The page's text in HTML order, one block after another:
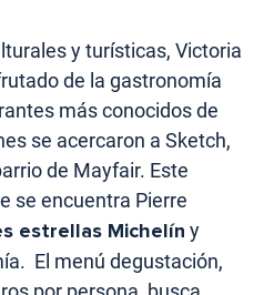
y turísticas, Victoria
de la gastronomía
más conocidos de
se acercaron a Sketch,
de Mayfair. Este
se encuentra Pierre
estrellas Michelín y
El menú degustación,